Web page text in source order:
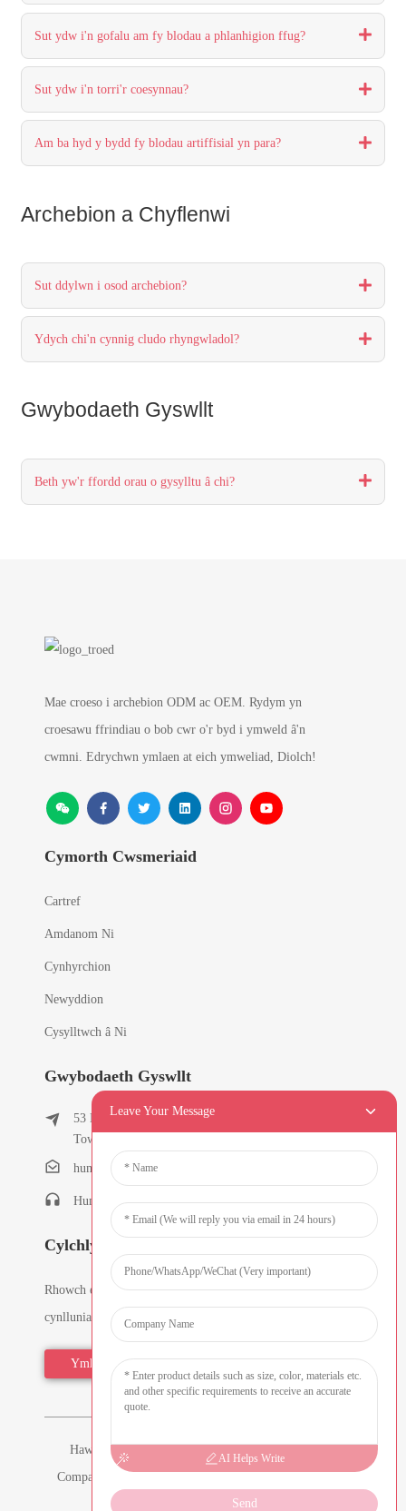
Sut ydw i'n gofalu am fy blodau a phlanhigion ffug?
Sut ydw i'n torri'r coesynnau?
Am ba hyd y bydd fy blodau artiffisial yn para?
Archebion a Chyflenwi
Sut ddylwn i osod archebion?
Ydych chi'n cynnig cludo rhyngwladol?
Gwybodaeth Gyswllt
Beth yw'r ffordd orau o gysylltu â chi?
Mae croeso i archebion ODM ac OEM. Rydym yn
croesawu ffrindiau o bob cwr o'r byd i ymweld â'n
cwmni. Edrychwn ymlaen at eich ymweliad, Diolch!
Cymorth Cwsmeriaid
Cartref
Amdanom Ni
Cynhyrchion
Newyddion
Cysylltwch â Ni
Gwybodaeth Gyswllt
53 East Chunfeng Road, Tielukeng Village, Qishi
Town, Dongguan, Guangdong, China
humanlu@foxmail.com
Humanlu:+86-15818288461
Cylchlythyrau
Rhowch eich cyfeiriad e-bost a byddwn yn anfon y
cynlluniau gwybodaeth diweddaraf atoch.
Ymholiad Nawr
Hawlfraint © 2026 Dongguan Hmflowers Industrial
Company Limited Cedwir Pob Hawl - -
Leave Your Message
AI Helps Write
Send